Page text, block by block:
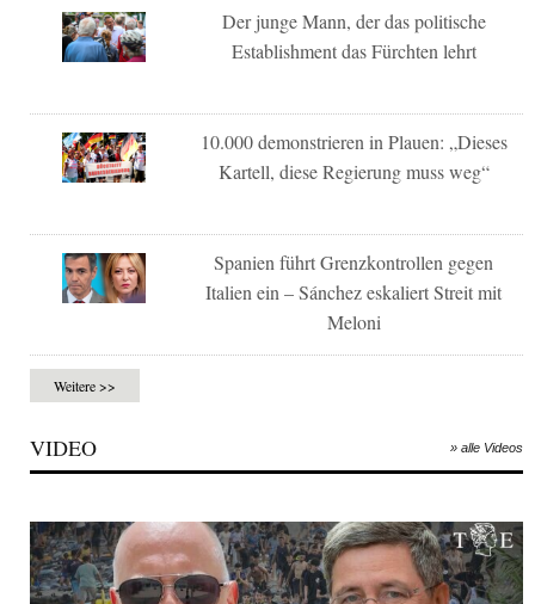
Der junge Mann, der das politische
Establishment das Fürchten lehrt
10.000 demonstrieren in Plauen: „Dieses
Kartell, diese Regierung muss weg“
Spanien führt Grenzkontrollen gegen
Italien ein – Sánchez eskaliert Streit mit
Meloni
Weitere >>
VIDEO » alle Videos